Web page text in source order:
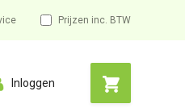
Prijzen inc. BTW
Inloggen